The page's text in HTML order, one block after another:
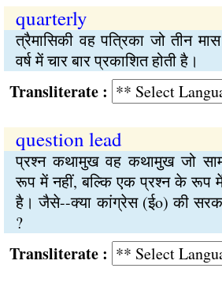
quarterly
त्रैमासिकी वह पत्रिका जो तीन
वर्ष में चार बार प्रकाशित होती है।
:
question lead
प्रश्न कथामुख वह कथामुख जो
रूप में नहीं, बल्कि एक प्रश्न के रूप
है। जैसे--क्या कांग्रेस (ईo) की
?
: